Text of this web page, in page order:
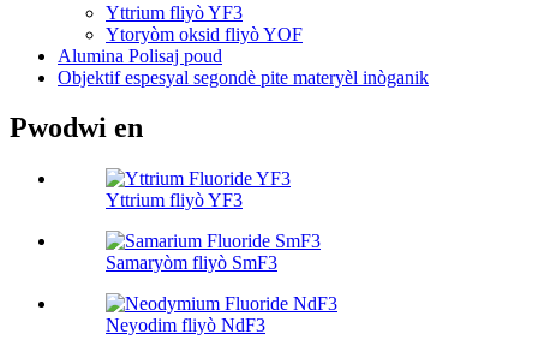
Yttrium fliyò YF3
Ytoryòm oksid fliyò YOF
Alumina Polisaj poud
Objektif espesyal segondè pite materyèl inòganik
Pwodwi en
Yttrium fliyò YF3
Samaryòm fliyò SmF3
Neyodim fliyò NdF3